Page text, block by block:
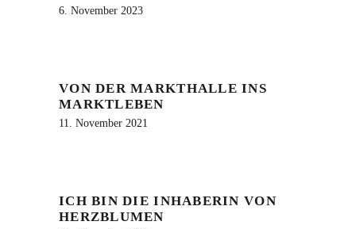
6. November 2023
VON DER MARKTHALLE INS
MARKTLEBEN
11. November 2021
ICH BIN DIE INHABERIN VON
HERZBLUMEN